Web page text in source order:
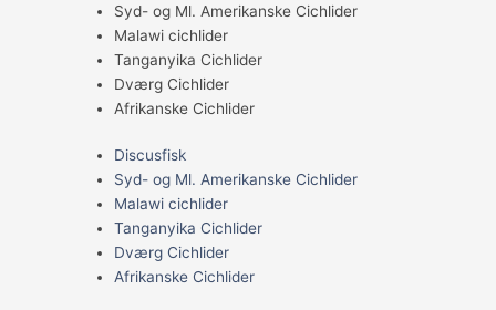
Syd- og Ml. Amerikanske Cichlider
Malawi cichlider
Tanganyika Cichlider
Dværg Cichlider
Afrikanske Cichlider
Discusfisk
Syd- og Ml. Amerikanske Cichlider
Malawi cichlider
Tanganyika Cichlider
Dværg Cichlider
Afrikanske Cichlider